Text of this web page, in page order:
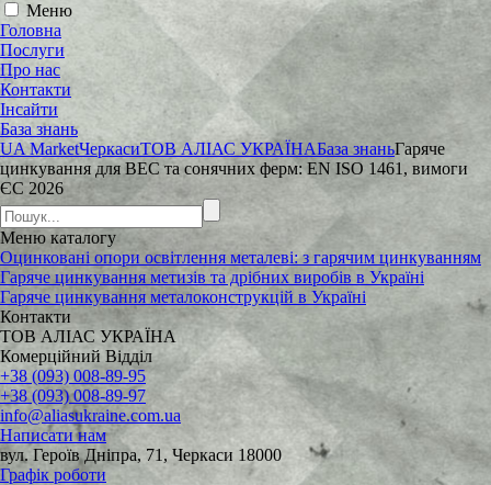
Меню
Головна
Послуги
Про нас
Контакти
Інсайти
База знань
UA MarketЧеркасиТОВ АЛІАС УКРАЇНАБаза знаньГаряче
цинкування для ВЕС та сонячних ферм: EN ISO 1461, вимоги
ЄС 2026
Менюкаталогу
Оцинковані опори освітлення металеві: з гарячим цинкуванням
Гаряче цинкування метизів та дрібних виробів в Україні
Гаряче цинкування металоконструкцій в Україні
Контакти
ТОВ АЛІАС УКРАЇНА
Комерційний Відділ
+38 (093) 008-89-95
+38 (093) 008-89-97
info@aliasukraine.com.ua
Написати нам
вул. Героїв Дніпра, 71, Черкаси 18000
Графік роботи